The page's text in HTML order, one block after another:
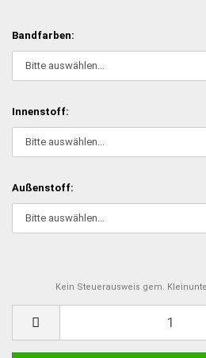
Bandfarben:
Innenstoff:
Außenstoff:
Kein Steuerausweis gem.